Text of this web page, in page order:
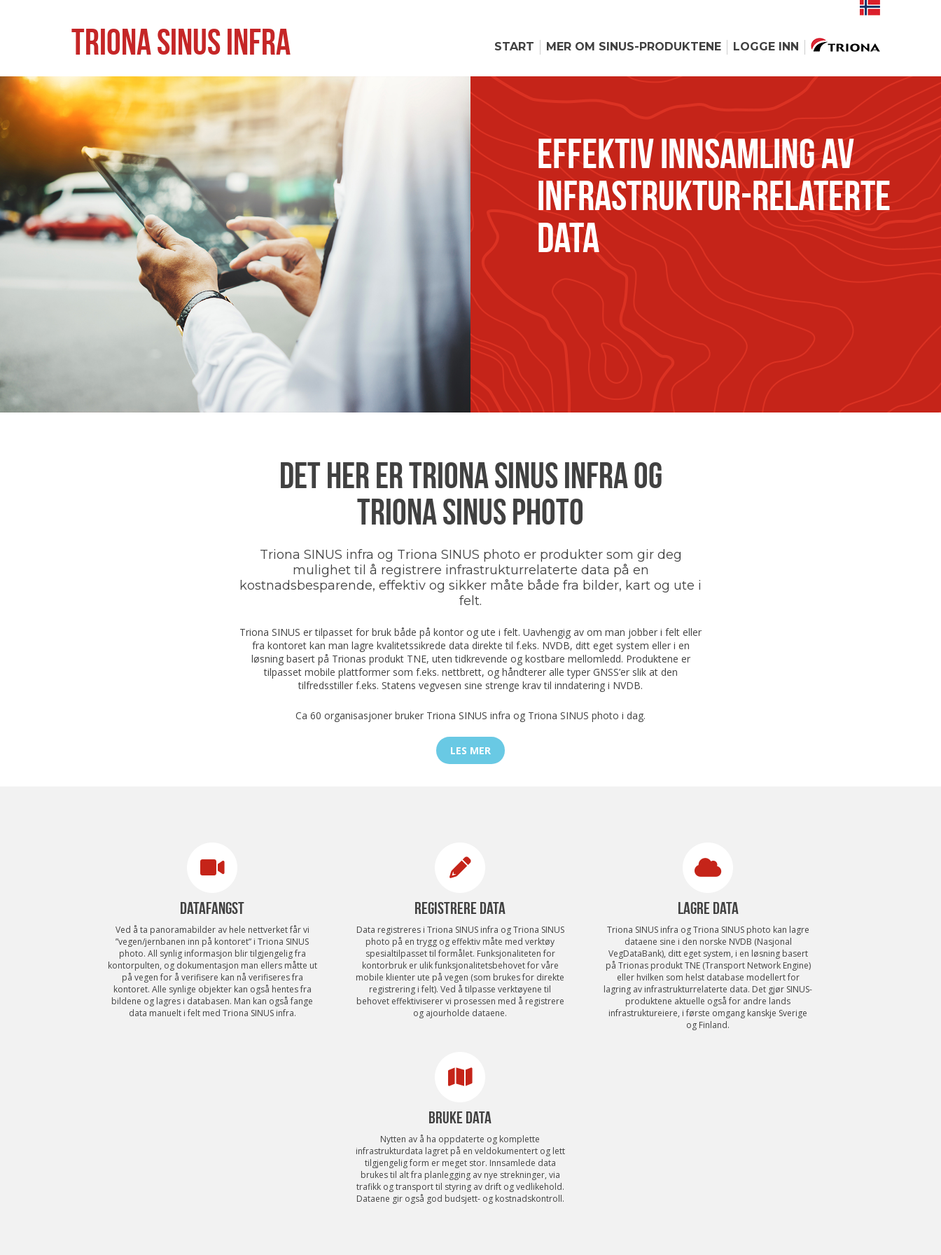
TRIONA SINUS INFRA START MER OM SINUS-PRODUKTENE LOGGE INN
EFFEKTIV INNSAMLING AV
INFRASTRUKTUR-RELATERTE
DATA
DET HER ER TRIONA SINUS INFRA OG
TRIONA SINUS PHOTO
Triona SINUS infra og Triona SINUS photo er produkter som gir deg
mulighet til å registrere infrastrukturrelaterte data på en
kostnadsbesparende, effektiv og sikker måte både fra bilder, kart og ute i
felt.
Triona SINUS er tilpasset for bruk både på kontor og ute i felt. Uavhengig av om man jobber i felt eller
fra kontoret kan man lagre kvalitetssikrede data direkte til f.eks. NVDB, ditt eget system eller i en
løsning basert på Trionas produkt TNE, uten tidkrevende og kostbare mellomledd. Produktene er
tilpasset mobile plattformer som f.eks. nettbrett, og håndterer alle typer GNSS’er slik at den
tilfredsstiller f.eks. Statens vegvesen sine strenge krav til inndatering i NVDB.
Ca 60 organisasjoner bruker Triona SINUS infra og Triona SINUS photo i dag.
LES MER
DATAFANGST
Ved å ta panoramabilder av hele nettverket får vi
”vegen/jernbanen inn på kontoret” i Triona SINUS
photo. All synlig informasjon blir tilgjengelig fra
kontorpulten, og dokumentasjon man ellers måtte ut
på vegen for å verifisere kan nå verifiseres fra
kontoret. Alle synlige objekter kan også hentes fra
bildene og lagres i databasen. Man kan også fange
data manuelt i felt med Triona SINUS infra.
REGISTRERE DATA
Data registreres i Triona SINUS infra og Triona SINUS
photo på en trygg og effektiv måte med verktøy
spesialtilpasset til formålet. Funksjonaliteten for
kontorbruk er ulik funksjonalitetsbehovet for våre
mobile klienter ute på vegen (som brukes for direkte
registrering i felt). Ved å tilpasse verktøyene til
behovet effektiviserer vi prosessen med å registrere
og ajourholde dataene.
LAGRE DATA
Triona SINUS infra og Triona SINUS photo kan lagre
dataene sine i den norske NVDB (Nasjonal
VegDataBank), ditt eget system, i en løsning basert
på Trionas produkt TNE (Transport Network Engine)
eller hvilken som helst database modellert for
lagring av infrastrukturrelaterte data. Det gjør SINUS-
produktene aktuelle også for andre lands
infrastruktureiere, i første omgang kanskje Sverige
og Finland.
BRUKE DATA
Nytten av å ha oppdaterte og komplette
infrastrukturdata lagret på en veldokumentert og lett
tilgjengelig form er meget stor. Innsamlede data
brukes til alt fra planlegging av nye strekninger, via
trafikk og transport til styring av drift og vedlikehold.
Dataene gir også god budsjett- og kostnadskontroll.